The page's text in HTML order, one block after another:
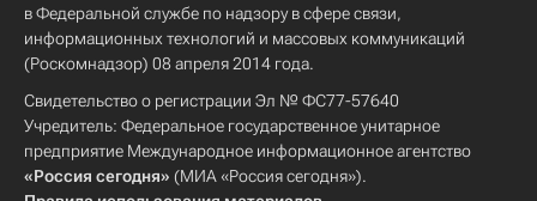
в Федеральной службе по надзору в сфере связи,
информационных технологий и массовых коммуникаций
(Роскомнадзор) 08 апреля 2014 года.
Свидетельство о регистрации Эл № ФС77-57640
Учредитель: Федеральное государственное унитарное
предприятие Международное информационное агентство
«Россия сегодня» (МИА «Россия сегодня»).